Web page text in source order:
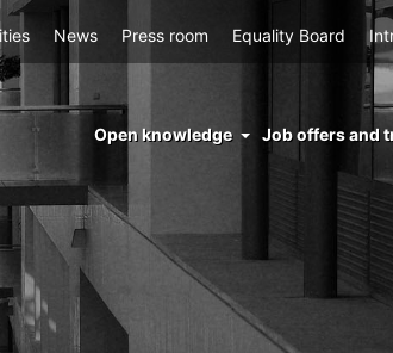
News Press room Equality Board
menu
cchs
conocimiento
abierto
Open knowledge Job offers and